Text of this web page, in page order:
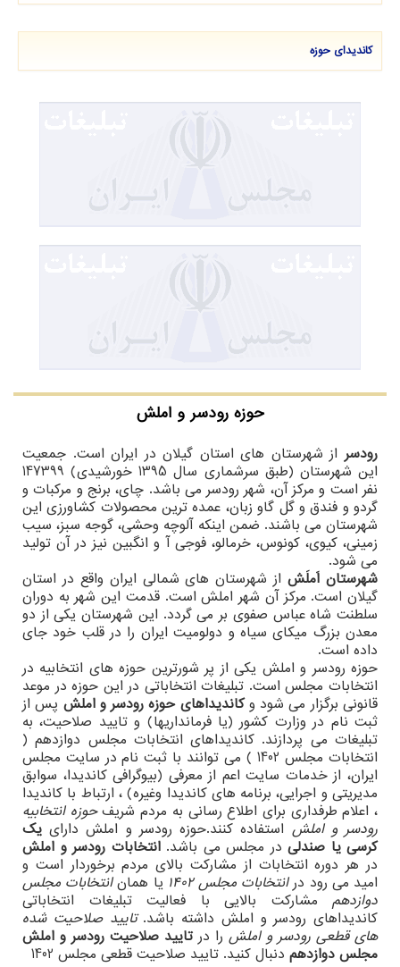
کاندیدای حوزه
حوزه رودسر و املش
رودسر از شهرستان های استان گیلان در ایران است. جمعیت
این شهرستان (طبق سرشماری سال 1395 خورشیدی) 147399
نفر است و مرکز آن، شهر رودسر می باشد. چای، برنج و مرکبات و
گردو و فندق و گل گاو زبان، عمده ترین محصولات کشاورزی این
شهرستان می باشند. ضمن اینکه آلوچه وحشی، گوجه سبز، سیب
زمینی، کیوی، کونوس، خرمالو، فوجی آ و انگبین نیز در آن تولید
می شود.
شهرستان اَملَشاز شهرستان های شمالی ایران واقع در استان
گیلان است. مرکز آن شهر املش است. قدمت این شهر به دوران
سلطنت شاه عباس صفوی بر می گردد. این شهرستان یکی از دو
معدن بزرگ میکای سیاه و دولومیت ایران را در قلب خود جای
داده است.
حوزه رودسر و املش یکی از پر شورترین حوزه های انتخابیه در
انتخابات مجلس است. تبلیغات انتخاباتی در این حوزه در موعد
قانونی برگزار می شود وکاندیداهای حوزه رودسر و املش پس از
ثبت نام در وزارت کشور (یا فرمانداریها) و تایید صلاحیت، به
تبلیغات می پردازند. کاندیداهای انتخابات مجلس دوازدهم (
انتخابات مجلس 1402 ) می توانند با ثبت نام در سایت مجلس
ایران، از خدمات سایت اعم از معرفی (بیوگرافی کاندیدا، سوابق
مدیریتی و اجرایی، برنامه های کاندیدا وغیره) ، ارتباط با کاندیدا
، اعلام طرفداری برای اطلاع رسانی به مردم شریفحوزه انتخابیه
رودسر و املش استفاده کنند.حوزه رودسر و املش دارای یک
کرسی یا صندلی در مجلس می باشد.انتخابات رودسر و املش
در هر دوره انتخابات از مشارکت بالای مردم برخوردار است و
امید می رود درانتخابات مجلس 1402 یا همانانتخابات مجلس
دوازدهم مشارکت بالایی با فعالیت تبلیغات انتخاباتی
کاندیداهای رودسر و املش داشته باشد.تایید صلاحیت شده
های قطعی رودسر و املش را در تایید صلاحیت رودسر و املش
مجلس دوازدهم دنبال کنید. تایید صلاحیت قطعی مجلس 1402